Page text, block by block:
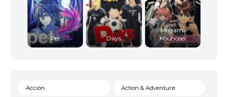
Pet Days
Megami
Kouhosei
Acción Action & Adventure